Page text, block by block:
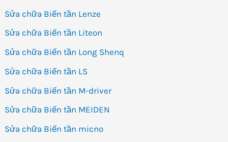
Sửa chữa Biến tần Lenze
Sửa chữa Biến tần Liteon
Sửa chữa Biến tần Long Shenq
Sửa chữa Biến tần LS
Sửa chữa Biến tần M-driver
Sửa chữa Biến tần MEIDEN
Sửa chữa Biến tần micno